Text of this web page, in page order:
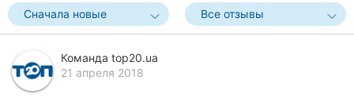
Черкассы
Черновцы
Сначала новые Все отзывы
Команда top20.ua
21 апреля 2018